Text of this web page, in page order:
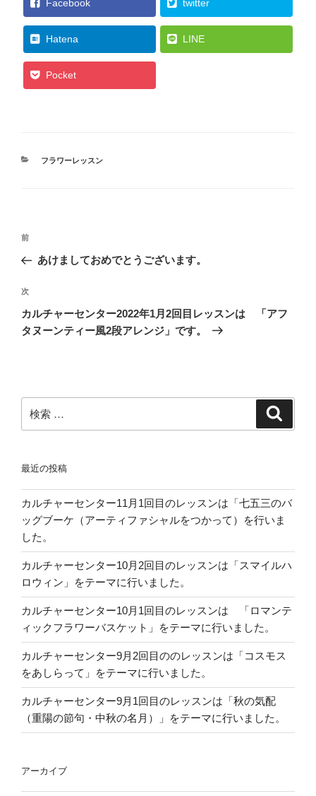
Facebook twitter
Hatena LINE
Pocket
カ
フラワーレッスン
投
ナ
ビ
ゲ
ー
過
去
投
稿
前
あけましておめでとうございます。
次
の
投
次
カルチャーセンター2022年1月2回目レッスンは 「アフ
タヌーンティー風2段アレンジ」です。
索:
最近の投稿
カルチャーセンター11月1回目のレッスンは「七五三のバ
ッグブーケ（アーティファシャルをつかって）を行いま
した。
カルチャーセンター10月2回目のレッスンは「スマイルハ
ロウィン」をテーマに行いました。
カルチャーセンター10月1回目のレッスンは 「ロマンテ
ィックフラワーバスケット」をテーマに行いました。
カルチャーセンター9月2回目ののレッスンは「コスモス
をあしらって」をテーマに行いました。
カルチャーセンター9月1回目のレッスンは「秋の気配
（重陽の節句・中秋の名月）」をテーマに行いました。
アーカイブ